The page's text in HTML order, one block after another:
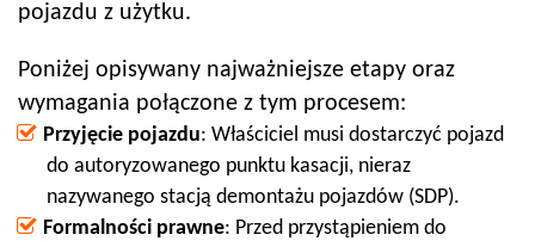
pojazdu z użytku.
Poniżej opisywany najważniejsze etapy oraz
wymagania połączone z tym procesem:
Przyjęcie pojazdu: Właściciel musi dostarczyć pojazd
do autoryzowanego punktu kasacji, nieraz
nazywanego stacją demontażu pojazdów (SDP).
Formalności prawne: Przed przystąpieniem do